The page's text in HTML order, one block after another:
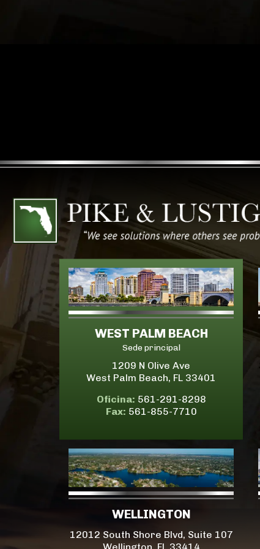
WEST PALM BEACH
Sede principal
1209 N Olive Ave
West Palm Beach, FL 33401
Oficina: 561-291-8298
Fax: 561-855-7710
WELLINGTON
12012 South Shore Blvd, Suite 107